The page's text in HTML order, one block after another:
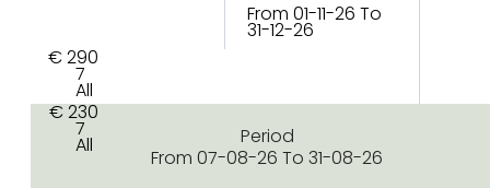
€ 290
7
All
From 01-11-26 To
31-12-26
€ 230
7
All
Period
From 07-08-26 To 31-08-26